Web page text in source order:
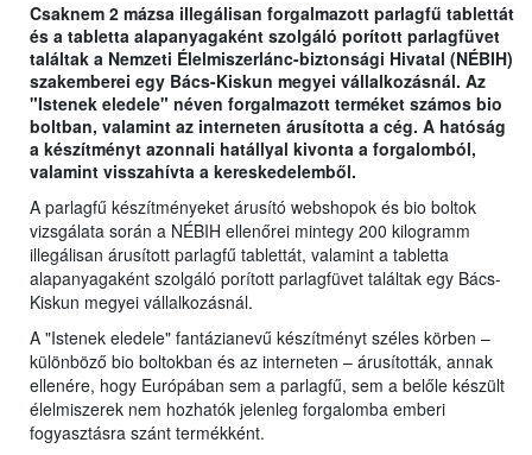
Csaknem 2 mázsa illegálisan forgalmazott parlagfű tablettát
és a tabletta alapanyagaként szolgáló porított parlagfüvet
találtak a Nemzeti Élelmiszerlánc-biztonsági Hivatal (NÉBIH)
szakemberei egy Bács-Kiskun megyei vállalkozásnál. Az
"Istenek eledele" néven forgalmazott terméket számos bio
boltban, valamint az interneten árusította a cég. A hatóság
a készítményt azonnali hatállyal kivonta a forgalomból,
valamint visszahívta a kereskedelemből.
A parlagfű készítményeket árusító webshopok és bio boltok
vizsgálata során a NÉBIH ellenőrei mintegy 200 kilogramm
illegálisan árusított parlagfű tablettát, valamint a tabletta
alapanyagaként szolgáló porított parlagfüvet találtak egy Bács-
Kiskun megyei vállalkozásnál.
A "Istenek eledele" fantázianevű készítményt széles körben –
különböző bio boltokban és az interneten – árusították, annak
ellenére, hogy Európában sem a parlagfű, sem a belőle készült
élelmiszerek nem hozhatók jelenleg forgalomba emberi
fogyasztásra szánt termékként.